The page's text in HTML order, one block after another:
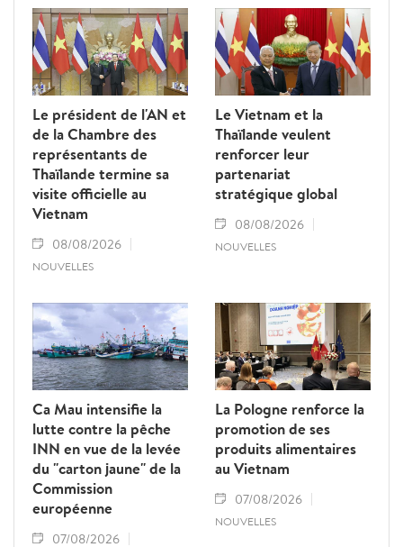
groupe B.
Le président de l'AN et
de la Chambre des
représentants de
Thaïlande termine sa
visite officielle au
Vietnam
08/08/2026
NOUVELLES
Le Vietnam et la
Thaïlande veulent
renforcer leur
partenariat
stratégique global
08/08/2026
NOUVELLES
Ca Mau intensifie la
lutte contre la pêche
INN en vue de la levée
du "carton jaune" de la
Commission
européenne
07/08/2026
La Pologne renforce la
promotion de ses
produits alimentaires
au Vietnam
07/08/2026
NOUVELLES